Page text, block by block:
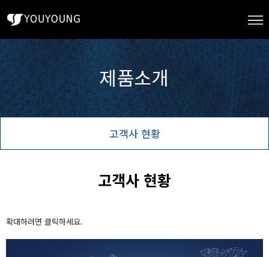
고객사 현황
고객사 현황
확대하려면 클릭하세요.